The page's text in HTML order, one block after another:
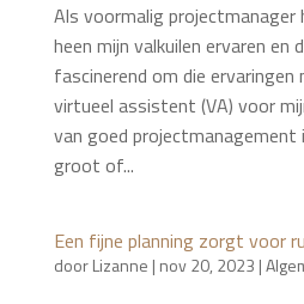
Als voormalig projectmanager
heen mijn valkuilen ervaren en
fascinerend om die
virtueel assistent (VA) voor
van goed
groot of...
Een fijne planning zorgt voor
doorLizanne | nov 20, 2023 |